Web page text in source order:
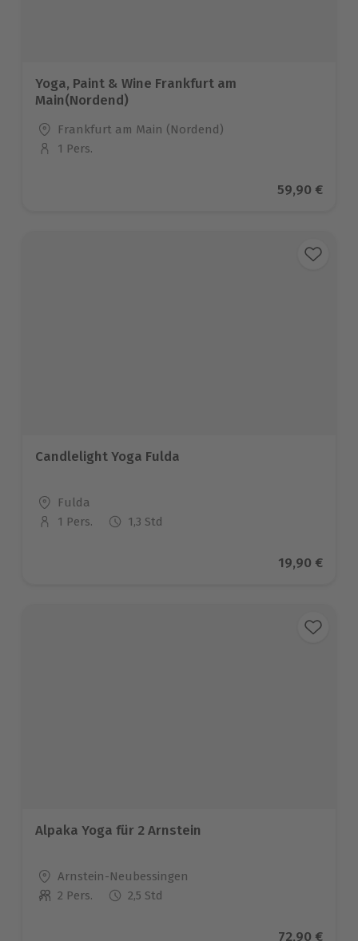
Yoga, Paint & Wine Frankfurt am
Main(Nordend)
Standort
Frankfurt am Main (Nordend)
Anzahl der Teilnehmer
1 Pers.
Aktueller
59,90 €
Candlelight Yoga Fulda
Standort
Fulda
Anzahl der Teilnehmer
1 Pers. 1,3 Std
Aktueller
19,90 €
Alpaka Yoga für 2 Arnstein
Standort
Arnstein-Neubessingen
Anzahl der Teilnehmer
2 Pers. 2,5 Std
Aktueller
72,90 €